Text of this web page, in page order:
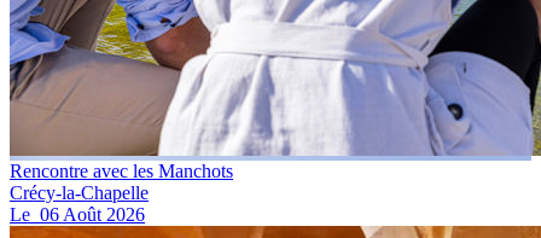
Rencontre avec les Manchots
Crécy-la-Chapelle
Le 06 Août 2026